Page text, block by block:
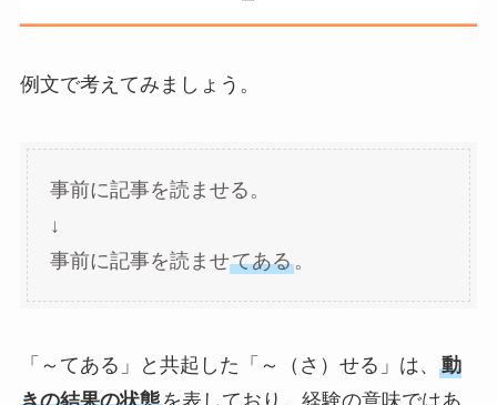
例文で考えてみましょう。
事前に記事を読ませる。
↓
事前に記事を読ませてある。
「～てある」と共起した「～（さ）せる」は、 動